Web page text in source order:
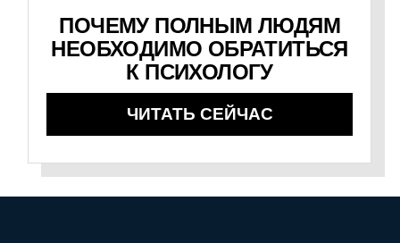
ПОЧЕМУ ПОЛНЫМ ЛЮДЯМ
НЕОБХОДИМО ОБРАТИТЬСЯ
К ПСИХОЛОГУ
ЧИТАТЬ СЕЙЧАС